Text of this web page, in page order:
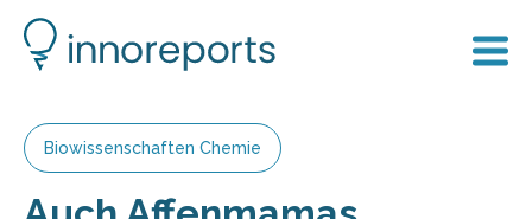
Biowissenschaften Chemie